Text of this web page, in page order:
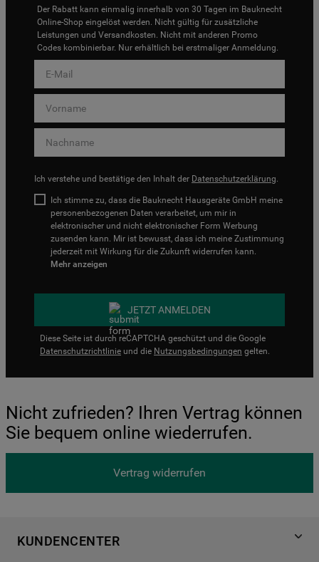
Der Rabatt kann einmalig innerhalb von 30 Tagen im Bauknecht
Online-Shop eingelöst werden. Nicht gültig für zusätzliche
Leistungen und Versandkosten. Nicht mit anderen Promo
Codes kombinierbar. Nur erhältlich bei erstmaliger Anmeldung.
Ich verstehe und bestätige den Inhalt der Datenschutzerklärung.
Ich stimme zu, dass die Bauknecht Hausgeräte GmbH meine
personenbezogenen Daten verarbeitet, um mir in
elektronischer und nicht elektronischer Form Werbung
zusenden kann. Mir ist bewusst, dass ich meine Zustimmung
jederzeit mit Wirkung für die Zukunft widerrufen kann.
Mehr anzeigen
JETZT ANMELDEN
Diese Seite ist durch reCAPTCHA geschützt und die Google
Datenschutzrichtlinie und die Nutzungsbedingungen gelten.
Nicht zufrieden? Ihren Vertrag können
Sie bequem online wiederrufen.
Vertrag widerrufen
KUNDENCENTER